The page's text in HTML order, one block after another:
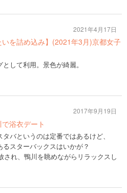
いを詰め込み】(2021年3月)京都女子
して利用。景色が綺麗。
2021年4月17日
浴衣デート
バというのは定番ではあるけど、
スターバックスはいかが？
され、鴨川を眺めながらリラックスし
2017年9月19日